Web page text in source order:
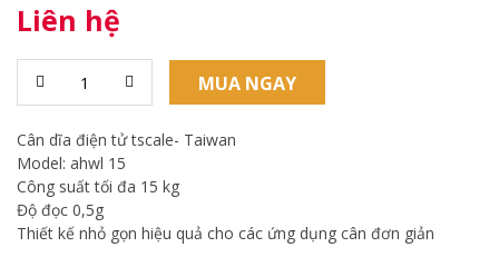
Liên hệ
MUA NGAY
Cân dĩa điện tử tscale- Taiwan
Model: ahwl 15
Công suất tối đa 15 kg
Độ đọc 0,5g
Thiết kế nhỏ gọn hiệu quả cho các ứng dụng cân đơn giản